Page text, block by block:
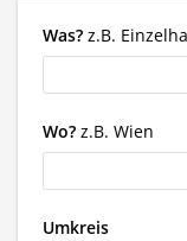
Was? z.B.
Wo? z.B. Wien
Umkreis